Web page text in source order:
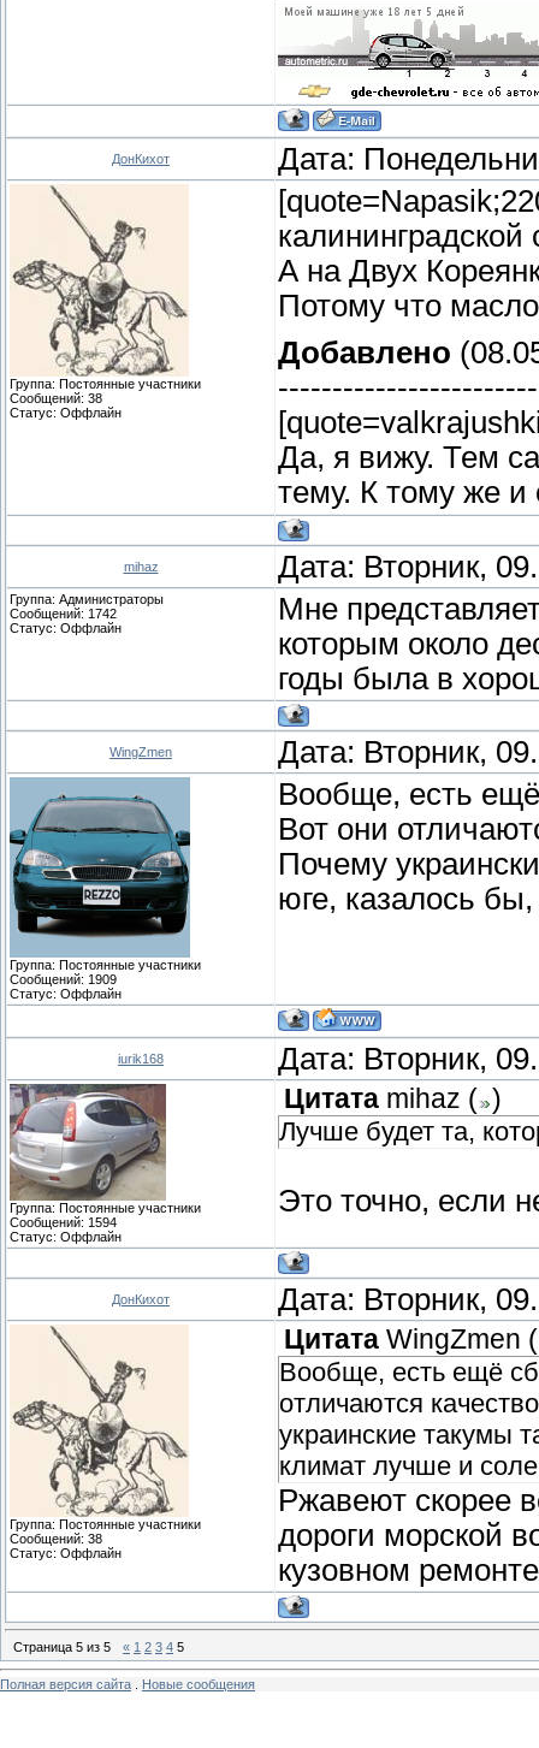
ДонКихот Дата:
Группа: Постоянные участники
Сообщений: 38
Статус: Оффлайн
калининградской
А на Двух
Потому что
Добавлено
Да, я вижу. Тем
тему. К тому же
mihaz Дата: Вторник,
Группа: Администраторы
Сообщений: 1742
Статус: Оффлайн
Мне
которым около
годы была в
WingZmen Дата: Вторник,
Группа: Постоянные участники
Сообщений: 1909
Статус: Оффлайн
Вообще, есть
Вот они
Почему
юге, казалось
iurik168 Дата: Вторник,
Группа: Постоянные участники
Сообщений: 1594
Статус: Оффлайн
Цитата mihaz ( )
Лучше будет та,
Это точно, если
ДонКихот Дата: Вторник,
Группа: Постоянные участники
Сообщений: 38
Статус: Оффлайн
Цитата WingZmen (
Вообще, есть ещё
отличаются
украинские такумы
климат лучше и
Ржавеют скорее
дороги морской
кузовном
Страница 5 из 5 « 1 2 3 4 5
Полная версия сайта Новые сообщения